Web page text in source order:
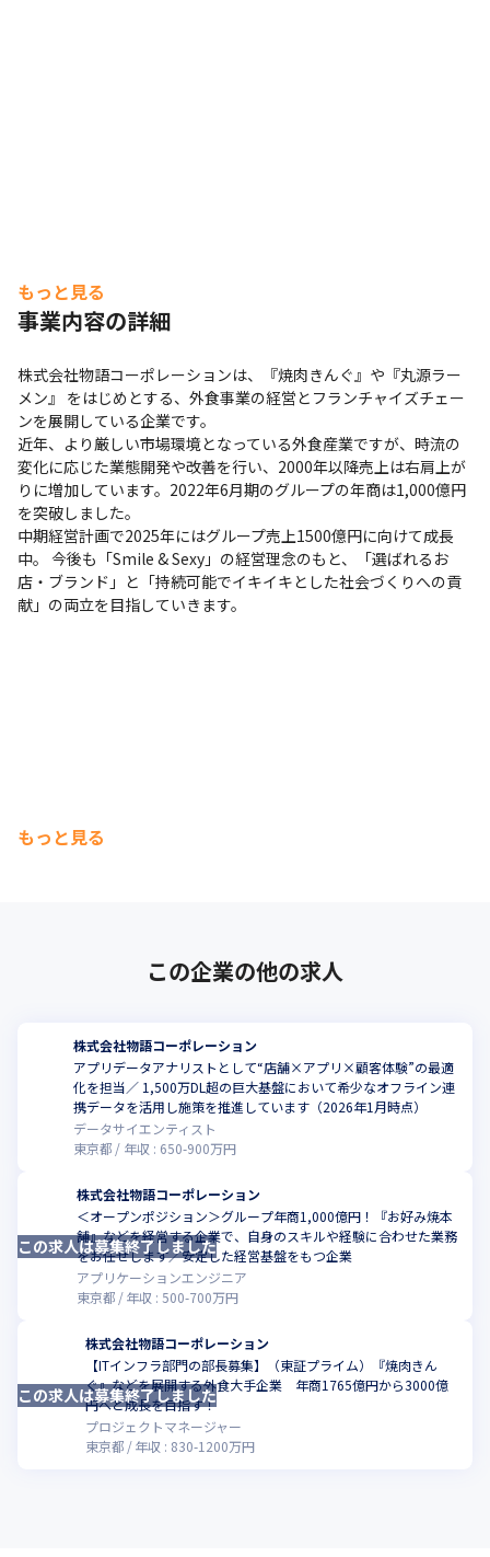
もっと見る
事業内容の詳細
株式会社物語コーポレーションは、『焼肉きんぐ』や『丸源ラー
メン』 をはじめとする、外食事業の経営とフランチャイズチェー
ンを展開している企業です。
近年、より厳しい市場環境となっている外食産業ですが、時流の
変化に応じた業態開発や改善を行い、2000年以降売上は右肩上が
りに増加しています。2022年6月期のグループの年商は1,000億円
を突破しました。
中期経営計画で2025年にはグループ売上1500億円に向けて成長
中。 今後も「Smile & Sexy」の経営理念のもと、「選ばれるお
店・ブランド」と「持続可能でイキイキとした社会づくりへの貢
献」の両立を目指していきます。
もっと見る
この企業の他の求人
株式会社物語コーポレーション
アプリデータアナリストとして“店舗×アプリ×顧客体験”の最適
化を担当／ 1,500万DL超の巨大基盤において希少なオフライン連
携データを活用し施策を推進しています（2026年1月時点）
データサイエンティスト
東京都
年収 : 650-900万円
株式会社物語コーポレーション
＜オープンポジション＞グループ年商1,000億円！『お好み焼本
舗』などを経営する企業で、自身のスキルや経験に合わせた業務
をお任せします／安定した経営基盤をもつ企業
アプリケーションエンジニア
東京都
年収 :500-700万円
この求人は募集終了しました
株式会社物語コーポレーション
【ITインフラ部門の部長募集】（東証プライム）『焼肉きん
ぐ』などを展開する外食大手企業 年商1765億円から3000億
円へと成長を目指す！
プロジェクトマネージャー
東京都
年収 : 830-1200万円
この求人は募集終了しました